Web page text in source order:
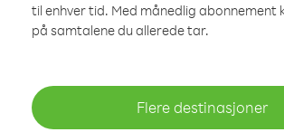
til enhver tid. Med månedlig abonnement
på samtalene du allerede tar.
Flere destinasjoner